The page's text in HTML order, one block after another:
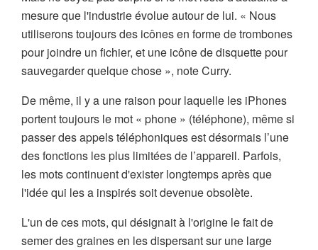
mesure que l'industrie évolue autour de lui. « Nous
utiliserons toujours des icônes en forme de trombones
pour joindre un fichier, et une icône de disquette pour
sauvegarder quelque chose », note Curry.
De même, il y a une raison pour laquelle les iPhones
portent toujours le mot « phone » (téléphone), même si
passer des appels téléphoniques est désormais l’une
des fonctions les plus limitées de l’appareil. Parfois,
les mots continuent d'exister longtemps après que
l'idée qui les a inspirés soit devenue obsolète.
L'un de ces mots, qui désignait à l'origine le fait de
semer des graines en les dispersant sur une large